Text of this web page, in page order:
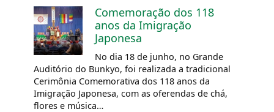
Comemoração dos 118
anos da Imigração
Japonesa
No dia 18 de junho, no Grande
Auditório do Bunkyo, foi realizada a tradicional
Cerimônia Comemorativa dos 118 anos da
Imigração Japonesa, com as oferendas de chá,
flores e música…